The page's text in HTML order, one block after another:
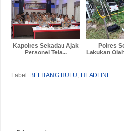
Kapolres Sekadau Ajak
Personel Tela...
Polres
Lakukan
Label: BELITANG HULU HEADLINE